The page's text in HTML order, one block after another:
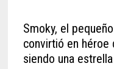
Smoky, el
convirtió en héroe
siendo una